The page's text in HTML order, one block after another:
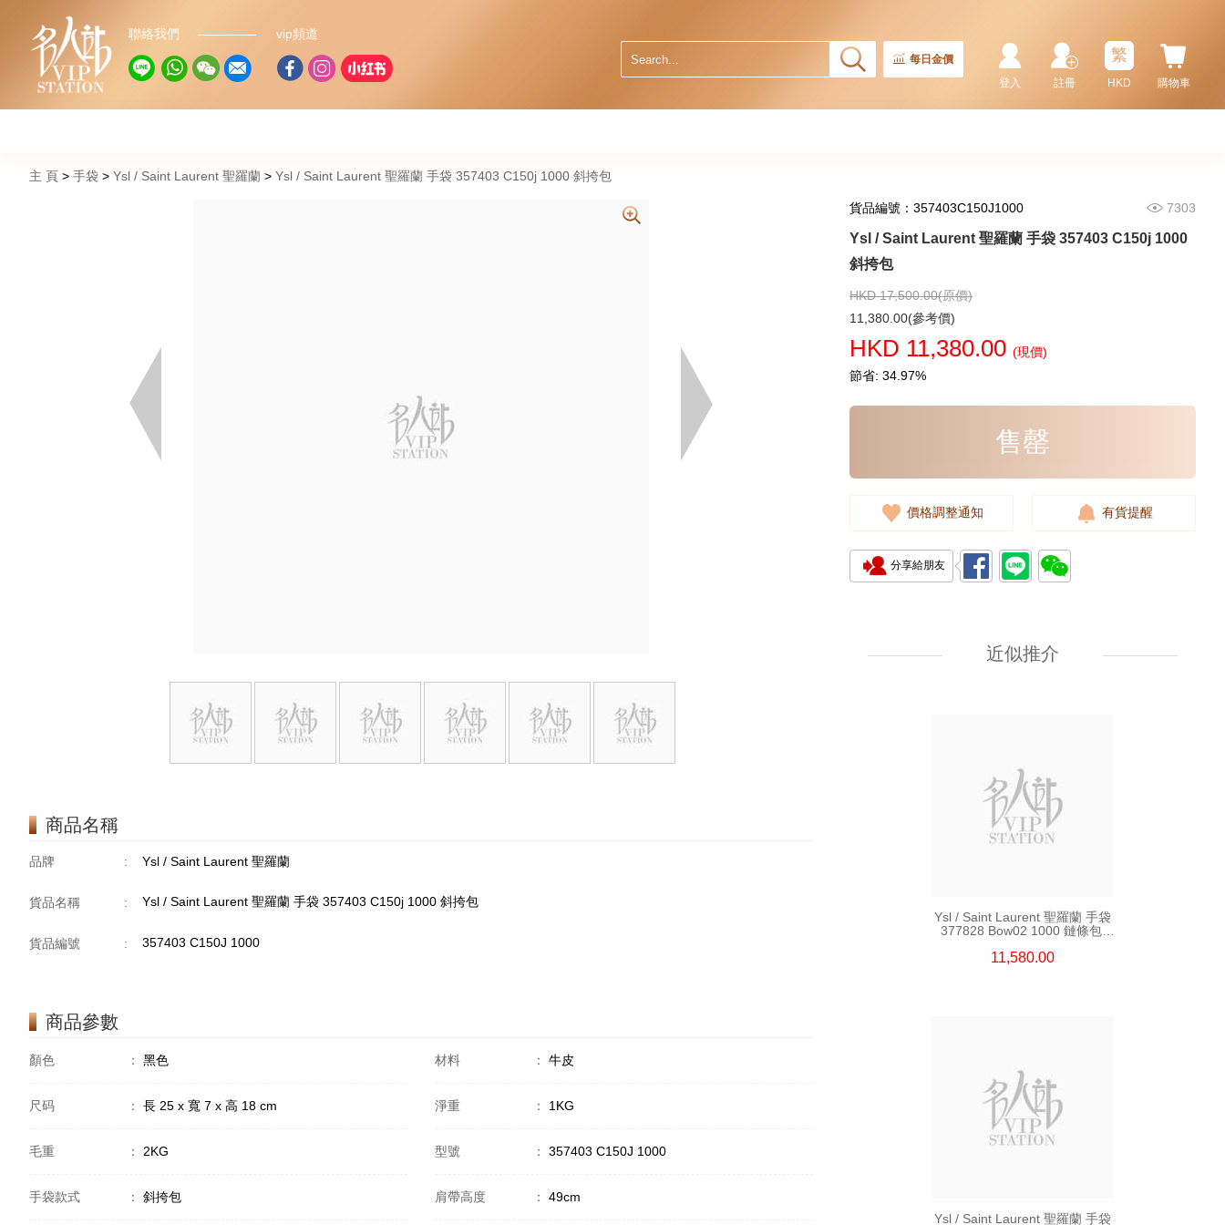
聯絡我們 vip頻道
每日金價
購物車
繁
HKD
註冊
登入
主 頁 手袋 Ysl / Saint Laurent 聖羅蘭 Ysl / Saint Laurent 聖羅蘭 手袋 357403 C150j 1000 斜挎包
商品名稱
品牌 : Ysl / Saint Laurent 聖羅蘭
貨品名稱 : Ysl / Saint Laurent 聖羅蘭 手袋 357403 C150j 1000 斜挎包
貨品編號 : 357403 C150J 1000
商品參數
顏色 ： 黑色 材料 ： 牛皮
尺码 ： 長 25 x 寬 7 x 高 18 cm 淨重 ： 1KG
毛重 ： 2KG 型號 ： 357403 C150J 1000
手袋款式 ： 斜挎包 肩帶高度 ： 49cm
貨品編號：357403C150J1000 7303
Ysl / Saint Laurent 聖羅蘭 手袋 357403 C150j 1000
斜挎包
HKD 17,500.00(原價)
11,380.00(參考價)
HKD 11,380.00 (現價)
節省: 34.97%
售罄
價格調整通知 有貨提醒
分享給朋友
近似推介
斜挎包/手提包
10,480.00
Ysl / Saint Laurent 聖羅蘭 手袋
Lou Mini 821749 Aaeax 1000
單肩包/斜挎包
13,980.00
斜挎包
10,980.00
Ysl / Saint Laurent 聖羅蘭 手袋
377828 Bow02 1000 鏈條包/
11,580.00
Ysl / Saint Laurent 聖羅蘭 手袋